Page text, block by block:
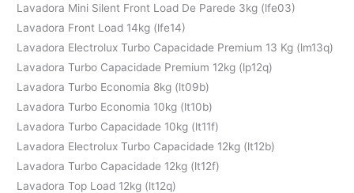
Lavadora Mini Silent Front Load De Parede 3kg (lfe03)
Lavadora Front Load 14kg (lfe14)
Lavadora Electrolux Turbo Capacidade Premium 13 Kg (lm13q)
Lavadora Turbo Capacidade Premium 12kg (lp12q)
Lavadora Turbo Economia 8kg (lt09b)
Lavadora Turbo Economia 10kg (lt10b)
Lavadora Turbo Capacidade 10kg (lt11f)
Lavadora Electrolux Turbo Capacidade 12kg (lt12b)
Lavadora Turbo Capacidade 12kg (lt12f)
Lavadora Top Load 12kg (lt12q)